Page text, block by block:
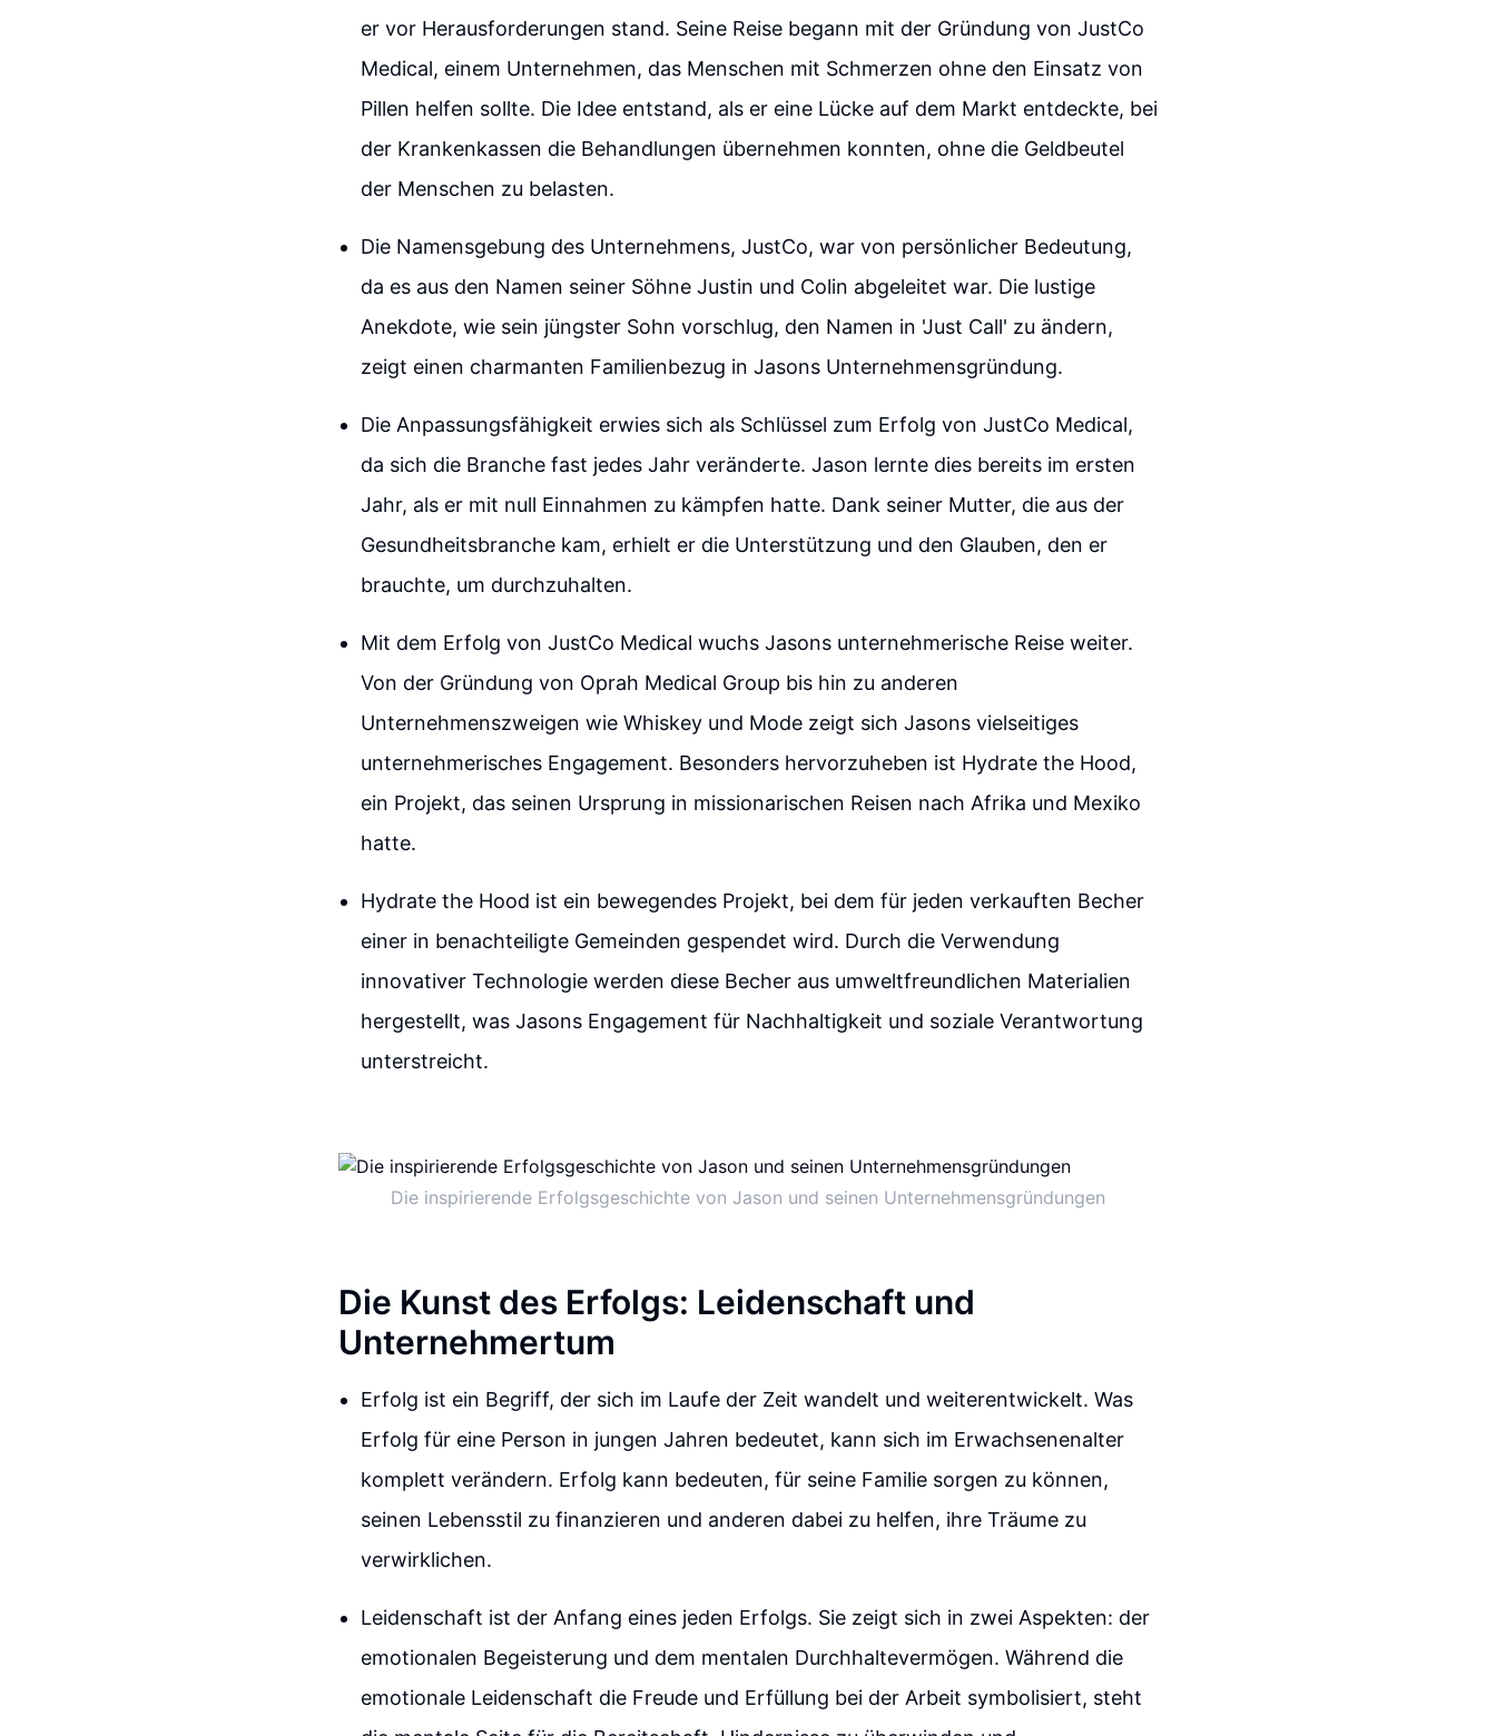
er vor Herausforderungen stand. Seine Reise begann mit der Gründung von JustCo
Medical, einem Unternehmen, das Menschen mit Schmerzen ohne den Einsatz von
Pillen helfen sollte. Die Idee entstand, als er eine Lücke auf dem Markt entdeckte, bei
der Krankenkassen die Behandlungen übernehmen konnten, ohne die Geldbeutel
der Menschen zu belasten.
Die Namensgebung des Unternehmens, JustCo, war von persönlicher Bedeutung,
da es aus den Namen seiner Söhne Justin und Colin abgeleitet war. Die lustige
Anekdote, wie sein jüngster Sohn vorschlug, den Namen in 'Just Call' zu ändern,
zeigt einen charmanten Familienbezug in Jasons Unternehmensgründung.
Die Anpassungsfähigkeit erwies sich als Schlüssel zum Erfolg von JustCo Medical,
da sich die Branche fast jedes Jahr veränderte. Jason lernte dies bereits im ersten
Jahr, als er mit null Einnahmen zu kämpfen hatte. Dank seiner Mutter, die aus der
Gesundheitsbranche kam, erhielt er die Unterstützung und den Glauben, den er
brauchte, um durchzuhalten.
Mit dem Erfolg von JustCo Medical wuchs Jasons unternehmerische Reise weiter.
Von der Gründung von Oprah Medical Group bis hin zu anderen
Unternehmenszweigen wie Whiskey und Mode zeigt sich Jasons vielseitiges
unternehmerisches Engagement. Besonders hervorzuheben ist Hydrate the Hood,
ein Projekt, das seinen Ursprung in missionarischen Reisen nach Afrika und Mexiko
hatte.
Hydrate the Hood ist ein bewegendes Projekt, bei dem für jeden verkauften Becher
einer in benachteiligte Gemeinden gespendet wird. Durch die Verwendung
innovativer Technologie werden diese Becher aus umweltfreundlichen Materialien
hergestellt, was Jasons Engagement für Nachhaltigkeit und soziale Verantwortung
unterstreicht.
Die inspirierende Erfolgsgeschichte von Jason und seinen Unternehmensgründungen
Die Kunst des Erfolgs: Leidenschaft und
Unternehmertum
Erfolg ist ein Begriff, der sich im Laufe der Zeit wandelt und weiterentwickelt. Was
Erfolg für eine Person in jungen Jahren bedeutet, kann sich im Erwachsenenalter
komplett verändern. Erfolg kann bedeuten, für seine Familie sorgen zu können,
seinen Lebensstil zu finanzieren und anderen dabei zu helfen, ihre Träume zu
verwirklichen.
Leidenschaft ist der Anfang eines jeden Erfolgs. Sie zeigt sich in zwei Aspekten: der
emotionalen Begeisterung und dem mentalen Durchhaltevermögen. Während die
emotionale Leidenschaft die Freude und Erfüllung bei der Arbeit symbolisiert, steht